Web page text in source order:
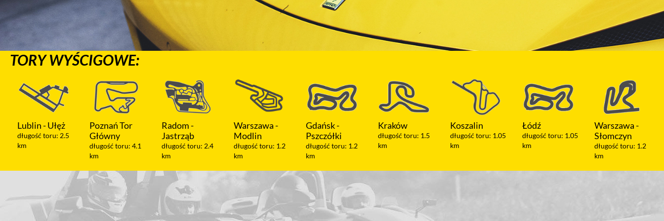
TORY WYŚCIGOWE:
Poznań Tor
Główny
długość toru: 4.1
Radom -
Jastrząb
długość toru: 2.4
km
Warszawa -
Modlin
długość toru: 1.2
km
Gdańsk -
Pszczółki
długość toru: 1.2
km
Kraków
długość toru: 1.5
km
Koszalin
długość toru: 1.05
km
Łódź
długość toru: 1.05
km
Warszawa -
Słomczyn
długość toru: 1.2
Olsztyn
długość toru: 2 km